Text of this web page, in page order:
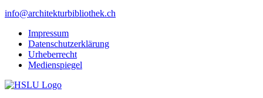
info@architekturbibliothek.ch
Impressum
Datenschutzerklärung
Urheberrecht
Medienspiegel